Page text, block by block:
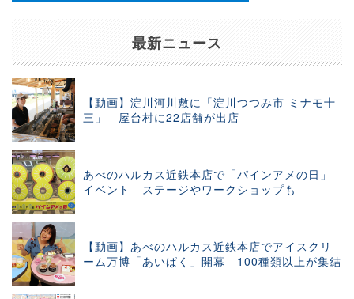
最新ニュース
【動画】淀川河川敷に「淀川つつみ市 ミナモ十
三」 屋台村に22店舗が出店
あべのハルカス近鉄本店で「パインアメの日」
イベント ステージやワークショップも
【動画】あべのハルカス近鉄本店でアイスクリ
ーム万博「あいぱく」開幕 100種類以上が集結